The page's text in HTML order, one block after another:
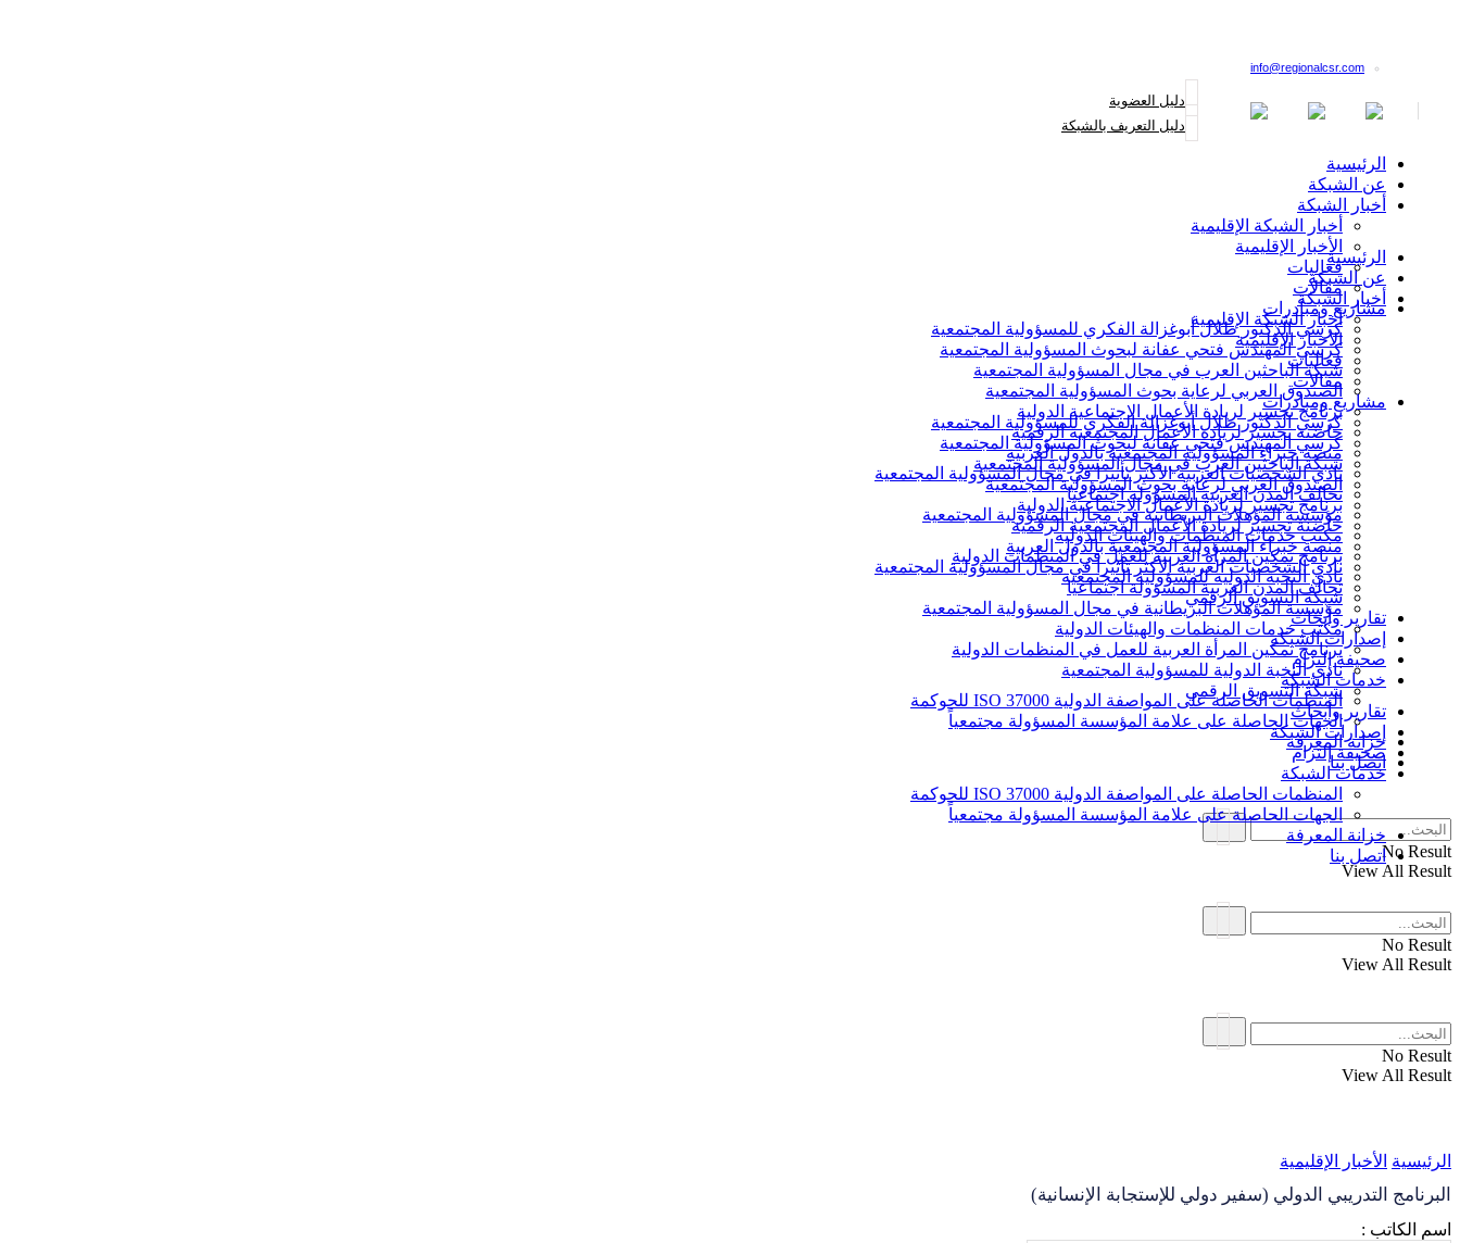
info@regionalcsr.com
دليل العضوية
دليل التعريف بالشبكة
الرئيسية
عن الشبكة
أخبار الشبكة
أخبار الشبكة الإقليمية
الأخبار الإقليمية
فعاليات
مقالات
مشاريع ومبادرات
كرسي الدكتور طلال أبوغزالة الفكري للمسؤولية المجتمعية
كرسي المهندس فتحي عفانة لبحوث المسؤولية المجتمعية
شبكة الباحثين العرب في مجال المسؤولية المجتمعية
الصندوق العربي لرعاية بحوث المسؤولية المجتمعية
برنامج تجسير لريادة الأعمال الاجتماعية الدولية
حاضنة تجسير لريادة الأعمال المجتمعية الرقمية
منصة خبراء المسؤولية المجتمعية بالدول العربية
نادي الشخصيات العربية الأكثر تأثيرا في مجال المسؤولية المجتمعية
تحالف المدن العربية المسؤولة اجتماعيا
مؤسسة المؤهلات البريطانية في مجال المسؤولية المجتمعية
مكتب خدمات المنظمات والهيئات الدولية
برنامج تمكين المرأة العربية للعمل في المنظمات الدولية
نادي النخبة الدولية للمسؤولية المجتمعية
شبكة التسويق الرقمي
تقارير وأبحاث
إصدارات الشبكة
صحيفة إلتزام
خدمات الشبكة
المنظمات الحاصلة على المواصفة الدولية ISO 37000 للحوكمة
الجهات الحاصلة على علامة المؤسسة المسؤولة مجتمعياً
خزانة المعرفة
اتصل بنا
No Result
View All Result
الرئيسية
عن الشبكة
أخبار الشبكة
أخبار الشبكة الإقليمية
الأخبار الإقليمية
فعاليات
مقالات
مشاريع ومبادرات
كرسي الدكتور طلال أبوغزالة الفكري للمسؤولية المجتمعية
كرسي المهندس فتحي عفانة لبحوث المسؤولية المجتمعية
شبكة الباحثين العرب في مجال المسؤولية المجتمعية
الصندوق العربي لرعاية بحوث المسؤولية المجتمعية
برنامج تجسير لريادة الأعمال الاجتماعية الدولية
حاضنة تجسير لريادة الأعمال المجتمعية الرقمية
منصة خبراء المسؤولية المجتمعية بالدول العربية
نادي الشخصيات العربية الأكثر تأثيرا في مجال المسؤولية المجتمعية
تحالف المدن العربية المسؤولة اجتماعيا
مؤسسة المؤهلات البريطانية في مجال المسؤولية المجتمعية
مكتب خدمات المنظمات والهيئات الدولية
برنامج تمكين المرأة العربية للعمل في المنظمات الدولية
نادي النخبة الدولية للمسؤولية المجتمعية
شبكة التسويق الرقمي
تقارير وأبحاث
إصدارات الشبكة
صحيفة إلتزام
خدمات الشبكة
المنظمات الحاصلة على المواصفة الدولية ISO 37000 للحوكمة
الجهات الحاصلة على علامة المؤسسة المسؤولة مجتمعياً
خزانة المعرفة
اتصل بنا
No Result
View All Result
No Result
View All Result
الرئيسية الأخبار الإقليمية
البرنامج التدريبي الدولي (سفير دولي للإستجابة الإنسانية)
اسم الكاتب :